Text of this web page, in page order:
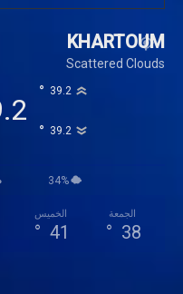
KHARTOUM
Scattered Clouds
39.2
°
39.2
°
34%
الخميس
41
°
الجمعة
38
°